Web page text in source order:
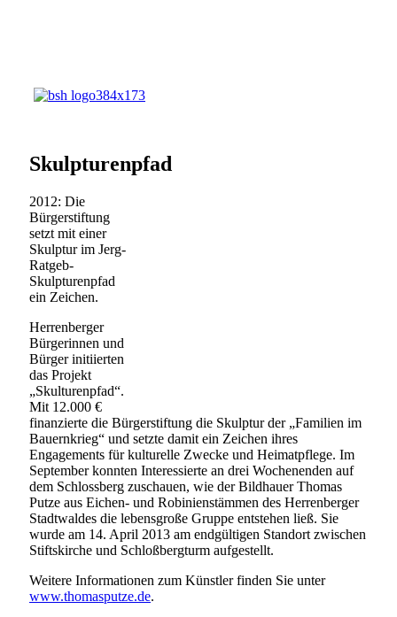
Skulpturenpfad
2012: Die
Bürgerstiftung
setzt mit einer
Skulptur im Jerg-
Ratgeb-
Skulpturenpfad
ein Zeichen.
Herrenberger
Bürgerinnen und
Bürger initiierten
das Projekt
„Skulturenpfad“.
Mit 12.000 €
finanzierte die Bürgerstiftung die Skulptur der „Familien im
Bauernkrieg“ und setzte damit ein Zeichen ihres
Engagements für kulturelle Zwecke und Heimatpflege. Im
September konnten Interessierte an drei Wochenenden auf
dem Schlossberg zuschauen, wie der Bildhauer Thomas
Putze aus Eichen- und Robinienstämmen des Herrenberger
Stadtwaldes die lebensgroße Gruppe entstehen ließ. Sie
wurde am 14. April 2013 am endgültigen Standort zwischen
Stiftskirche und Schloßbergturm aufgestellt.
Weitere Informationen zum Künstler finden Sie unter
www.thomasputze.de.